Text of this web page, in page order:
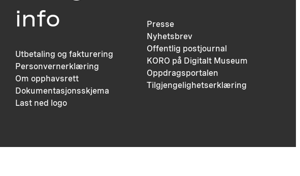
info
Utbetaling og fakturering
Personvernerklæring
Om opphavsrett
Dokumentasjonsskjema
Last ned logo
Presse
Nyhetsbrev
Offentlig postjournal
KORO på Digitalt Museum
Oppdragsportalen
Tilgjengelighetserklæring